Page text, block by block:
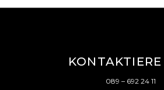
089 – 692 24 11